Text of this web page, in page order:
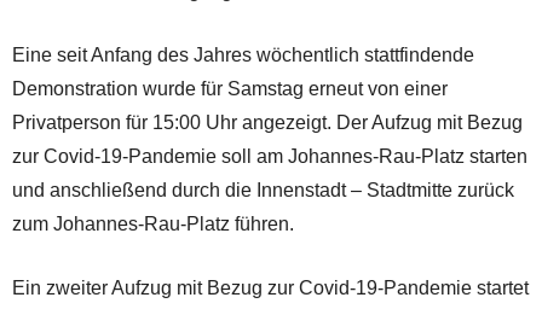
Eine seit Anfang des Jahres wöchentlich stattfindende
Demonstration wurde für Samstag erneut von einer
Privatperson für 15:00 Uhr angezeigt. Der Aufzug mit Bezug
zur Covid-19-Pandemie soll am Johannes-Rau-Platz starten
und anschließend durch die Innenstadt – Stadtmitte zurück
zum Johannes-Rau-Platz führen.
Ein zweiter Aufzug mit Bezug zur Covid-19-Pandemie startet